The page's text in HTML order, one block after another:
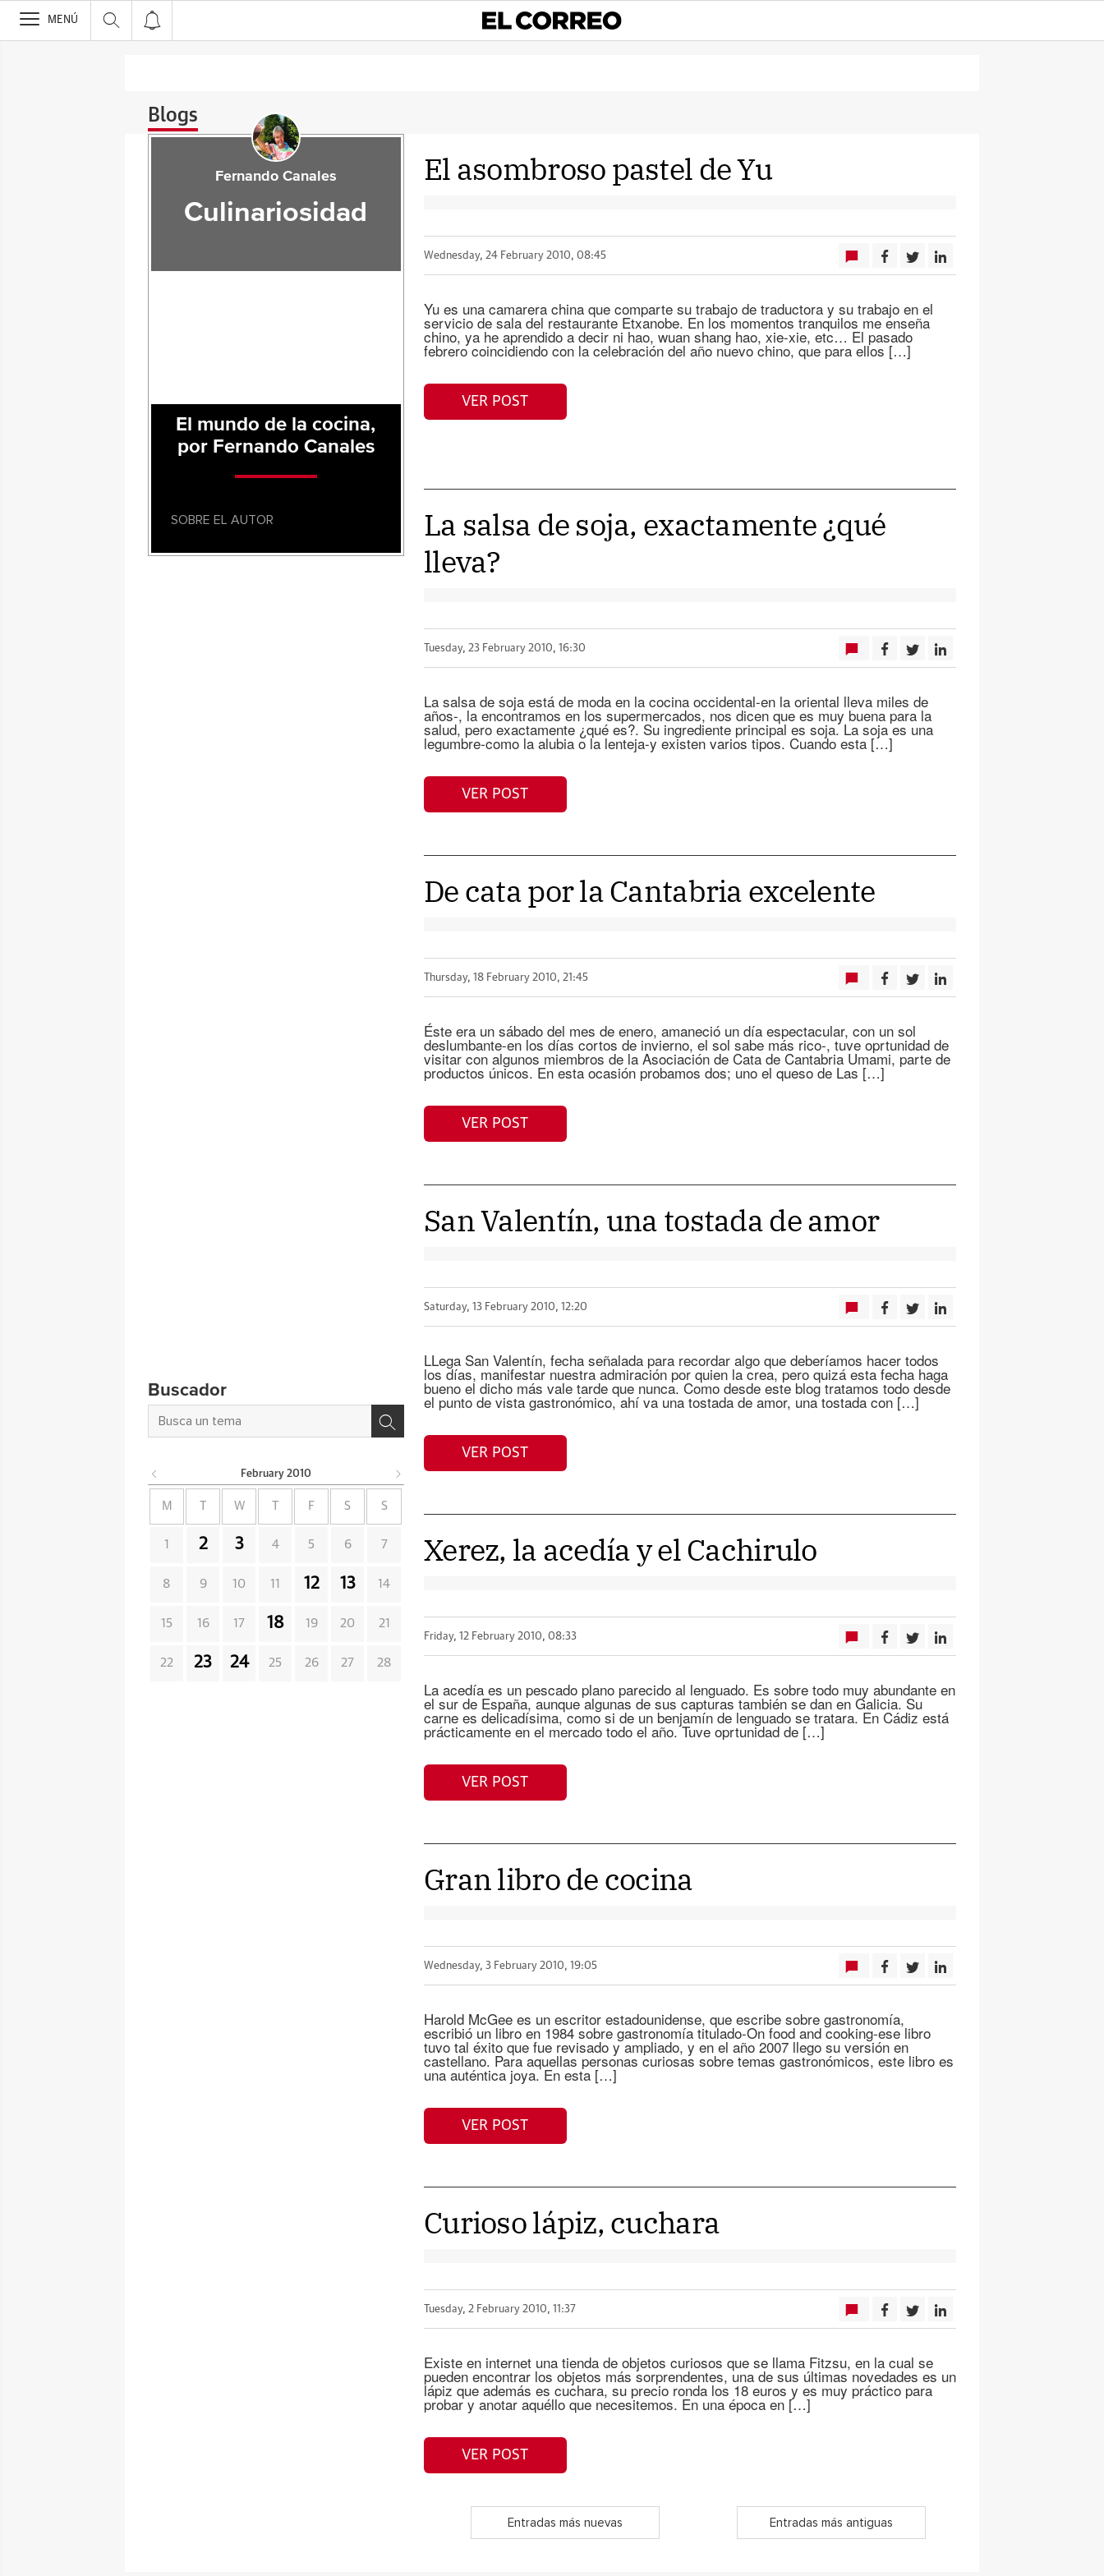
>
MENÚ
Blogs
El asombroso pastel de Yu
Wednesday, 24 February 2010, 08:45
Yu es una camarera china que comparte su trabajo de traductora y su trabajo en el
servicio de sala del restaurante Etxanobe. En los momentos tranquilos me enseña
chino, ya he aprendido a decir ni hao, wuan shang hao, xie-xie, etc… El pasado
febrero coincidiendo con la celebración del año nuevo chino, que para ellos […]
VER POST
La salsa de soja, exactamente ¿qué
lleva?
Tuesday, 23 February 2010, 16:30
La salsa de soja está de moda en la cocina occidental-en la oriental lleva miles de
años-, la encontramos en los supermercados, nos dicen que es muy buena para la
salud, pero exactamente ¿qué es?. Su ingrediente principal es soja. La soja es una
legumbre-como la alubia o la lenteja-y existen varios tipos. Cuando esta […]
VER POST
De cata por la Cantabria excelente
Thursday, 18 February 2010, 21:45
Éste era un sábado del mes de enero, amaneció un día espectacular, con un sol
deslumbante-en los días cortos de invierno, el sol sabe más rico-, tuve oprtunidad de
visitar con algunos miembros de la Asociación de Cata de Cantabria Umami, parte de
productos únicos. En esta ocasión probamos dos; uno el queso de Las […]
VER POST
San Valentín, una tostada de amor
Saturday, 13 February 2010, 12:20
LLega San Valentín, fecha señalada para recordar algo que deberíamos hacer todos
los días, manifestar nuestra admiración por quien la crea, pero quizá esta fecha haga
bueno el dicho más vale tarde que nunca. Como desde este blog tratamos todo desde
el punto de vista gastronómico, ahí va una tostada de amor, una tostada con […]
VER POST
Xerez, la acedía y el Cachirulo
Friday, 12 February 2010, 08:33
La acedía es un pescado plano parecido al lenguado. Es sobre todo muy abundante en
el sur de España, aunque algunas de sus capturas también se dan en Galicia. Su
carne es delicadísima, como si de un benjamín de lenguado se tratara. En Cádiz está
prácticamente en el mercado todo el año. Tuve oprtunidad de […]
VER POST
Gran libro de cocina
Wednesday, 3 February 2010, 19:05
Harold McGee es un escritor estadounidense, que escribe sobre gastronomía,
escribió un libro en 1984 sobre gastronomía titulado-On food and cooking-ese libro
tuvo tal éxito que fue revisado y ampliado, y en el año 2007 llego su versión en
castellano. Para aquellas personas curiosas sobre temas gastronómicos, este libro es
una auténtica joya. En esta […]
VER POST
Curioso lápiz, cuchara
Tuesday, 2 February 2010, 11:37
Existe en internet una tienda de objetos curiosos que se llama Fitzsu, en la cual se
pueden encontrar los objetos más sorprendentes, una de sus últimas novedades es un
lápiz que además es cuchara, su precio ronda los 18 euros y es muy práctico para
probar y anotar aquéllo que necesitemos. En una época en […]
VER POST
Entradas más nuevas Entradas más antiguas
Fernando Canales
Culinariosidad
El mundo de la cocina,
por Fernando Canales
SOBRE EL AUTOR
Buscador
February 2010
M W F S S
1 2 3 4 5 6 7
8 9 10 11 12 13 14
15 16 17 18 19 20 21
22 23 24 25 26 27 28